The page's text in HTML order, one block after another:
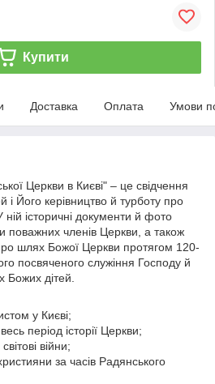
Купити
Доставка Оплата Умови
Церкви в Києві" – це свідчення
Його керівництво й турботу про
історичні документи й фото
поважних членів Церкви, а також
шлях Божої Церкви протягом 120-
посвяченого служіння Господу й
Божих дітей.
у Києві;
період історії Церкви;
війни;
за часів Радянського